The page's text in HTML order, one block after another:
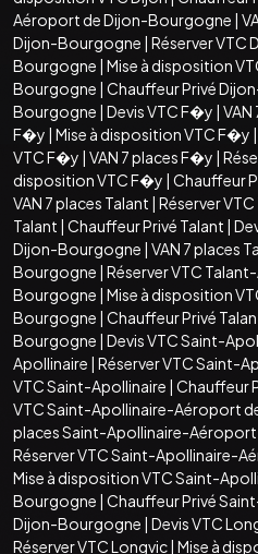
Aéroport de Dijon-Bourgogne |
Dijon-Bourgogne | Réserver VTC
Bourgogne | Mise à disposition
Bourgogne | Chauffeur Privé
Bourgogne | Devis VTC F�y |
F�y | Mise à disposition VTC F�y |
VTC F�y | VAN 7 places F�y |
disposition VTC F�y | Chauffeur
VAN 7 places Talant | Réserver
Talant | Chauffeur Privé Talant |
Dijon-Bourgogne | VAN 7 places
Bourgogne | Réserver VTC
Bourgogne | Mise à disposition
Bourgogne | Chauffeur Privé
Bourgogne | Devis VTC Saint-
Apollinaire | Réserver VTC Saint-
VTC Saint-Apollinaire | Chauffeur
VTC Saint-Apollinaire-Aéroport
places Saint-Apollinaire-
Réserver VTC Saint-Apollinaire-
Mise à disposition VTC Saint-
Bourgogne | Chauffeur Privé
Dijon-Bourgogne | Devis VTC
Réserver VTC Longvic| Mise à